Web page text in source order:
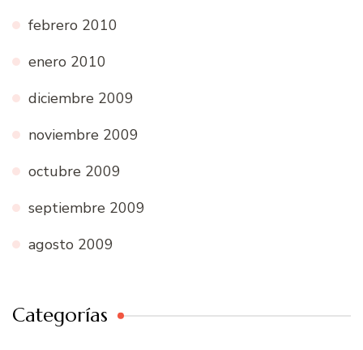
febrero 2010
enero 2010
diciembre 2009
noviembre 2009
octubre 2009
septiembre 2009
agosto 2009
Categorías